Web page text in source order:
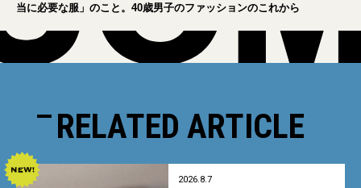
当に必要な服」のこと。40歳男子のファッションのこれから
RELATED ARTICLE
2026.8.7